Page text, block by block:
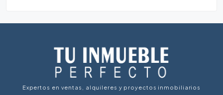
Expertos en ventas, alquileres y proyectos inmobiliarios